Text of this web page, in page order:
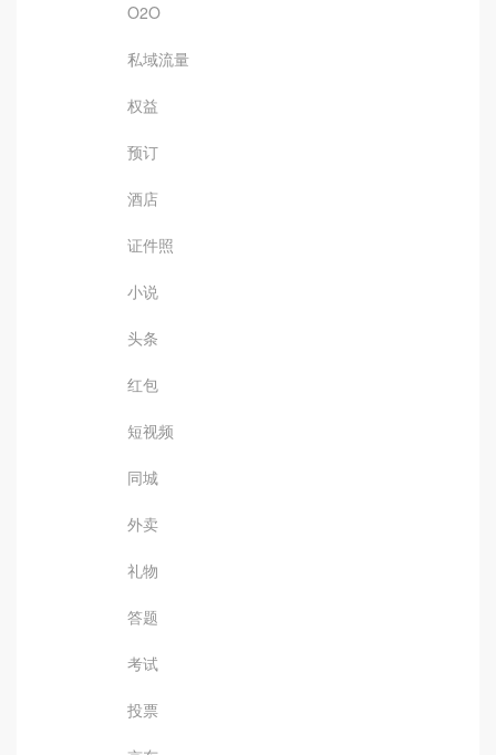
O2O
私域流量
权益
预订
酒店
证件照
小说
头条
红包
短视频
同城
外卖
礼物
答题
考试
投票